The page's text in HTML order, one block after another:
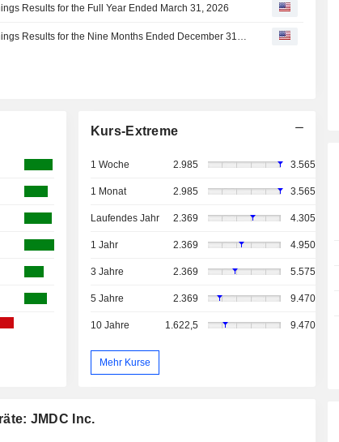
Results for the Full Year Ended March 31, 2026
Kurs-Extreme
1 Woche 2.985 3.565
1 Monat 2.985 3.565
Laufendes Jahr 2.369 4.305
1 Jahr 2.369 4.950
3 Jahre 2.369 5.575
5 Jahre 2.369 9.470
10 Jahre 1.622,5 9.470
Mehr Kurse
JMDC Inc.